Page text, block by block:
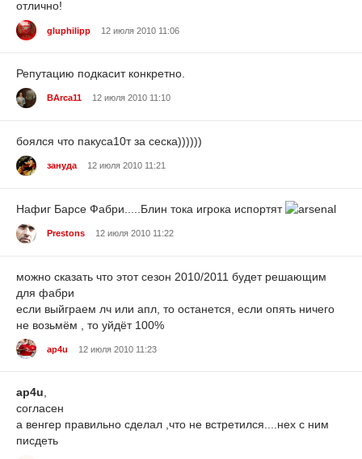
отлично!
gluphilipp 12 июля 2010 11:06
Репутацию подкасит конкретно.
BArca11 12 июля 2010 11:10
боялся что пакуса10т за сеска))))))
зануда 12 июля 2010 11:21
Нафиг Барсе Фабри.....Блин тока игрока испортят
Prestons 12 июля 2010 11:22
можно сказать что этот сезон 2010/2011 будет решающим
для фабри
если выйграем лч или апл, то останется, если опять ничего
не возьмём , то уйдёт 100%
ap4u 12 июля 2010 11:23
ap4u,
согласен
а венгер правильно сделал ,что не встретился....нех с ним
писдеть